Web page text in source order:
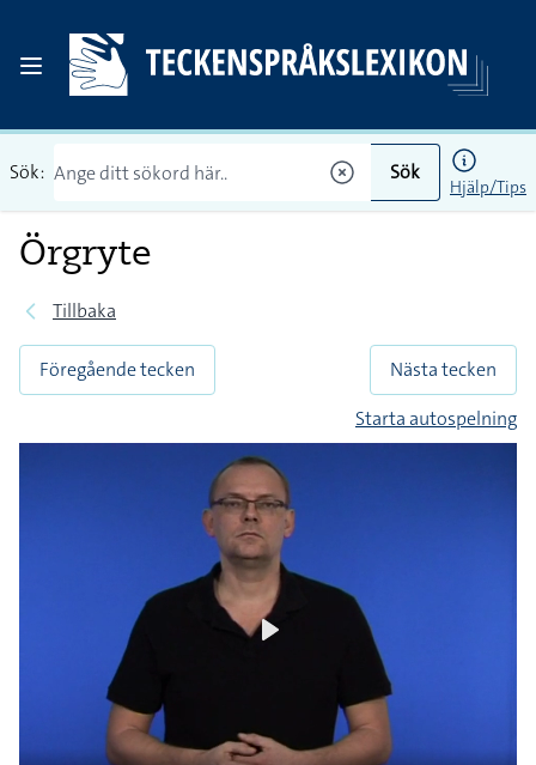
Sök: Sök
Hjälp/Tips
Örgryte
Tillbaka
Föregående tecken
Nästa tecken
Starta autospelning